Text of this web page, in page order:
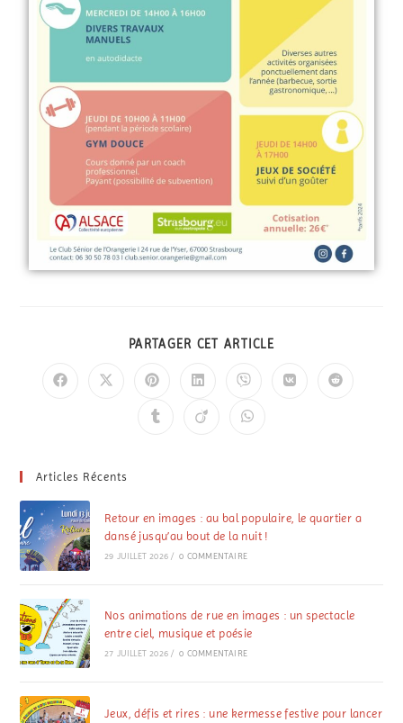
PARTAGER CET ARTICLE
Articles Récents
Retour en images : au bal populaire, le quartier a
dansé jusqu’au bout de la nuit !
29 JUILLET 2026 / 0 COMMENTAIRE
Nos animations de rue en images : un spectacle
entre ciel, musique et poésie
27 JUILLET 2026 / 0 COMMENTAIRE
Jeux, défis et rires : une kermesse festive pour lancer